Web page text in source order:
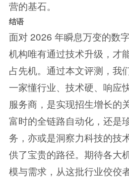
营的基石。
结语
面对 2026 年瞬息万变的数
机构唯有通过技术升级，才
占先机。通过本文评测，我
一家懂行业、技术硬、响应
服务商，是实现招生增长的
富时的全链路自动化，还是
务，亦或是洞察力科技的技
供了宝贵的路径。期待各大
模与需求，从这批行业佼佼